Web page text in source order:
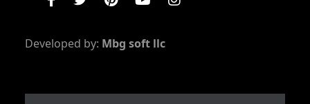
Developed by: Mbg soft llc